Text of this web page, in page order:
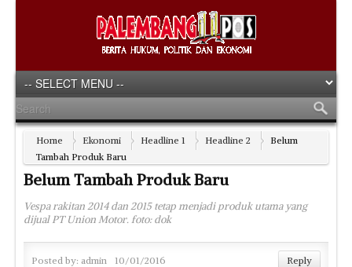
Home Ekonomi Headline 1 Headline 2
Belum
Tambah Produk Baru
Belum Tambah Produk Baru
Vespa rakitan 2014 dan 2015 tetap menjadi produk utama yang
dijual PT Union Motor. foto: dok
Posted by: admin 10/01/2016 Reply